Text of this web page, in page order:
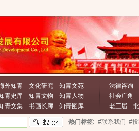
外知青 文化研究
知青文苑
青史库 知青文物
知青人物
青文集 书画长廊 知青图库
法律咨询
社会广角
老三届
热门标签: #联系我们 #